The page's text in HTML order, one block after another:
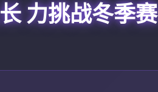
力挑战冬季赛